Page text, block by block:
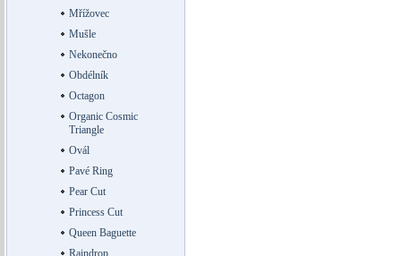
Mřížovec
Mušle
Nekonečno
Obdélník
Octagon
Organic Cosmic
Triangle
Ovál
Pavé Ring
Pear Cut
Princess Cut
Queen Baguette
Raindrop